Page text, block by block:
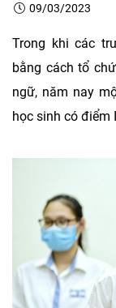
09/03/2023
Trong khi các
bằng cách tổ
ngữ, năm nay
học sinh có điểm